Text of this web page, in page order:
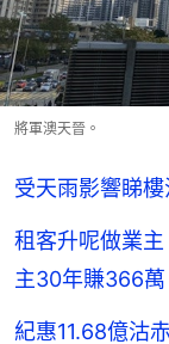
將軍澳天晉。
受天雨影響睇
租客升呢做業
主30年賺366萬
紀惠11.68億沽